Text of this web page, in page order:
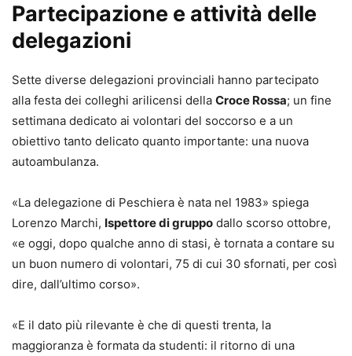
Partecipazione e attività delle
delegazioni
Sette diverse delegazioni provinciali hanno partecipato
alla festa dei colleghi arilicensi della Croce Rossa; un fine
settimana dedicato ai volontari del soccorso e a un
obiettivo tanto delicato quanto importante: una nuova
autoambulanza.
«La delegazione di Peschiera è nata nel 1983» spiega
Lorenzo Marchi, Ispettore di gruppo dallo scorso ottobre,
«e oggi, dopo qualche anno di stasi, è tornata a contare su
un buon numero di volontari, 75 di cui 30 sfornati, per così
dire, dall’ultimo corso».
«E il dato più rilevante è che di questi trenta, la
maggioranza è formata da studenti: il ritorno di una